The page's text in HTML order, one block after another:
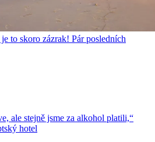
to skoro zázrak! Pár posledních
ale stejně jsme za alkohol platili,“
hotel